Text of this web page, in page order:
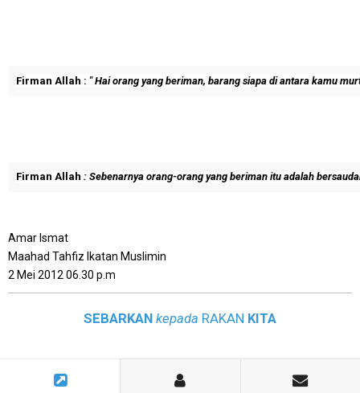
Firman Allah : " Hai orang yang beriman, barang siapa di antara kamu
Firman Allah : Sebenarnya orang-orang yang beriman itu adalah
Amar Ismat
Maahad Tahfiz Ikatan Muslimin
2 Mei 2012 06.30 p.m
SEBARKAN kepada RAKAN KITA